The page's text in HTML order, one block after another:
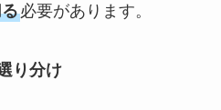
必要があります。
り分け